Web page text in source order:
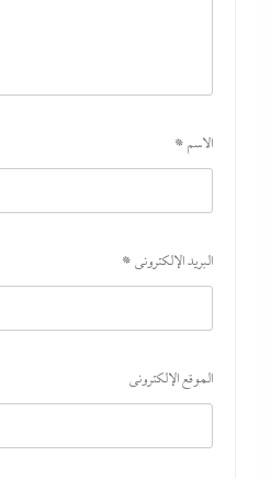
الاسم *
البريد الإلكتروني *
الموقع الإلكتروني